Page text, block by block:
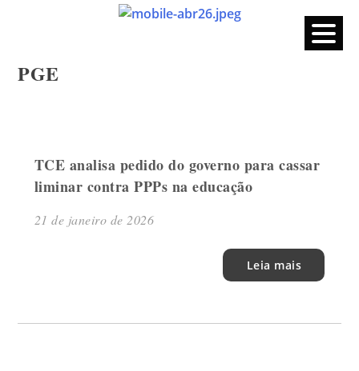
CPERS – Sindicato dos Professores e Funcionários de escola
PGE
TCE analisa pedido do governo para cassar
liminar contra PPPs na educação
21 de janeiro de 2026
Leia mais